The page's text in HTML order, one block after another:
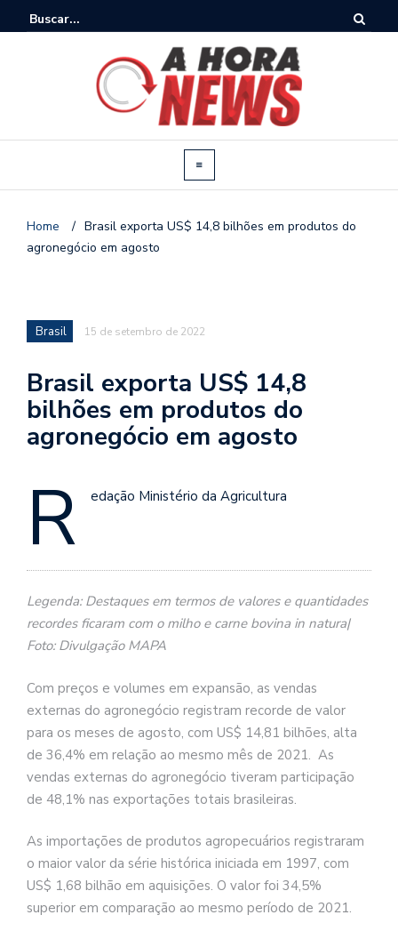
Home / Brasil exporta US$ 14,8 bilhões em produtos do
agronegócio em agosto
Brasil 15 de setembro de 2022
Brasil exporta US$ 14,8
bilhões em produtos do
agronegócio em agosto
R edação Ministério da Agricultura
Legenda: Destaques em termos de valores e quantidades
recordes ficaram com o milho e carne bovina in natura|
Foto: Divulgação MAPA
Com preços e volumes em expansão, as vendas
externas do agronegócio registram recorde de valor
para os meses de agosto, com US$ 14,81 bilhões, alta
de 36,4% em relação ao mesmo mês de 2021. As
vendas externas do agronegócio tiveram participação
de 48,1% nas exportações totais brasileiras.
As importações de produtos agropecuários registraram
o maior valor da série histórica iniciada em 1997, com
US$ 1,68 bilhão em aquisições. O valor foi 34,5%
superior em comparação ao mesmo período de 2021.